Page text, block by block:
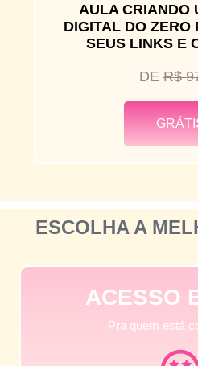
AULA CRIANDO
DIGITAL DO ZERO
SEUS LINKS E
DER$
ESCOLHA A
ACESSO
Pra quem está